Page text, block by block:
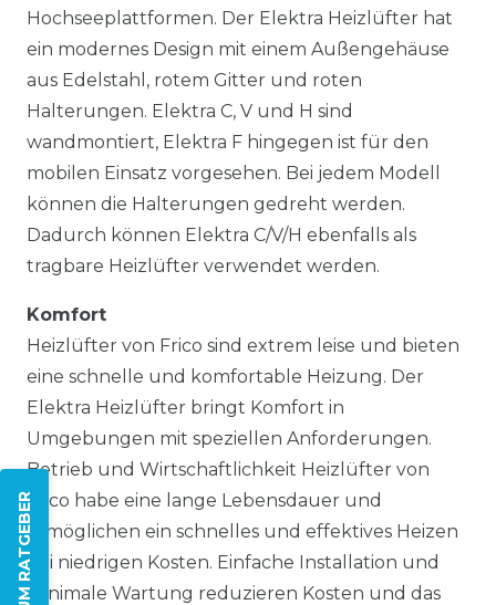
ZUM RATGEBER
Hochseeplattformen. Der Elektra Heizlüfter hat
ein modernes Design mit einem Außengehäuse
aus Edelstahl, rotem Gitter und roten
Halterungen. Elektra C, V und H sind
wandmontiert, Elektra F hingegen ist für den
mobilen Einsatz vorgesehen. Bei jedem Modell
können die Halterungen gedreht werden.
Dadurch können Elektra C/V/H ebenfalls als
tragbare Heizlüfter verwendet werden.
Komfort
Heizlüfter von Frico sind extrem leise und bieten
eine schnelle und komfortable Heizung. Der
Elektra Heizlüfter bringt Komfort in
Umgebungen mit speziellen Anforderungen.
Betrieb und Wirtschaftlichkeit Heizlüfter von
Frico habe eine lange Lebensdauer und
ermöglichen ein schnelles und effektives Heizen
bei niedrigen Kosten. Einfache Installation und
minimale Wartung reduzieren Kosten und das